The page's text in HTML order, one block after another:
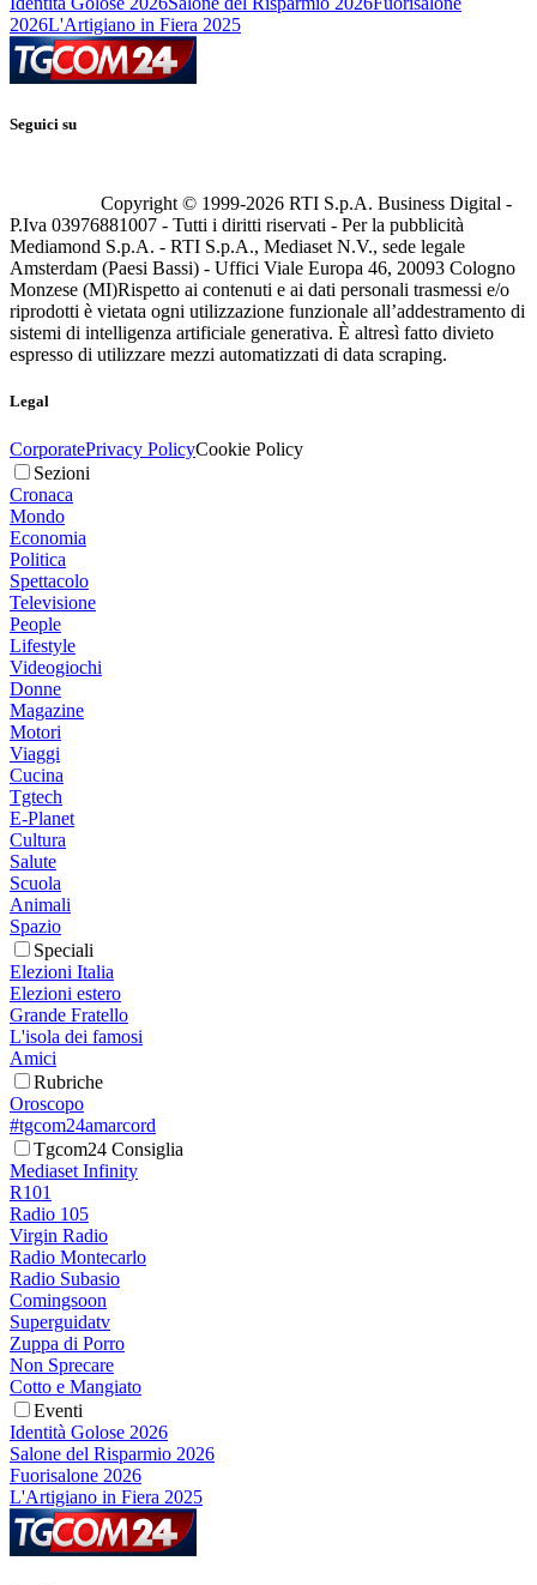
2026L'Artigiano in Fiera 2025
Seguici su
Copyright © 1999-2026 RTI S.p.A. Business Digital -
P.Iva 03976881007 - Tutti i diritti riservati - Per la pubblicità
Mediamond S.p.A. - RTI S.p.A., Mediaset N.V., sede legale
Amsterdam (Paesi Bassi) - Uffici Viale Europa 46, 20093 Cologno
Monzese (MI)Rispetto ai contenuti e ai dati personali trasmessi e/o
riprodotti è vietata ogni utilizzazione funzionale all’addestramento di
sistemi di intelligenza artificiale generativa. È altresì fatto divieto
espresso di utilizzare mezzi automatizzati di data scraping.
Legal
CorporatePrivacy PolicyCookie Policy
Sezioni
Cronaca
Mondo
Economia
Politica
Spettacolo
Televisione
People
Lifestyle
Videogiochi
Donne
Magazine
Motori
Viaggi
Cucina
Tgtech
E-Planet
Cultura
Salute
Scuola
Animali
Spazio
Speciali
Elezioni Italia
Elezioni estero
Grande Fratello
L'isola dei famosi
Amici
Rubriche
Oroscopo
#tgcom24amarcord
Tgcom24 Consiglia
Mediaset Infinity
R101
Radio 105
Virgin Radio
Radio Montecarlo
Radio Subasio
Comingsoon
Superguidatv
Zuppa di Porro
Non Sprecare
Cotto e Mangiato
Eventi
Identità Golose 2026
Salone del Risparmio 2026
Fuorisalone 2026
L'Artigiano in Fiera 2025